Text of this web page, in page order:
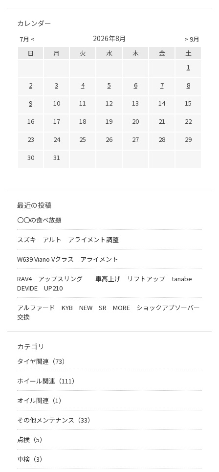
カレンダー
7月 < > 9月
2026年8月
日 月 火 水 木 金
土
1
2
3 4 5 6 7
8
9
10 11 12 13 14
15
16
17 18 19 20 21
22
23
24 25 26 27 28
29
30
31
最近の投稿
〇〇の食べ放題
スズキ アルト アライメント調整
W639 Viano Vクラス アライメント
RAV4 アップスリング 車高上げ リフトアップ tanabe
DEVIDE UP210
アルファード KYB NEW SR MORE ショックアブソーバー
交換
カテゴリ
タイヤ関連（73）
ホイール関連（111）
オイル関連（1）
その他メンテナンス（33）
点検（5）
車検（3）